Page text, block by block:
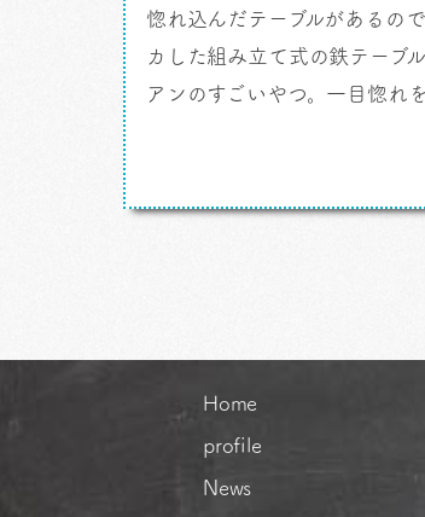
惚れ込んだテーブルがあるの
カした組み立て式の鉄テーブ
アンのすごいやつ。一目惚れ
ちょいと慄きしばらく距離を
すが、やはり欲しくて最終、
た。 そして思い知るのです。
PRODUCTS社のサイトを見
「MOKUME […]
Home
profile
News